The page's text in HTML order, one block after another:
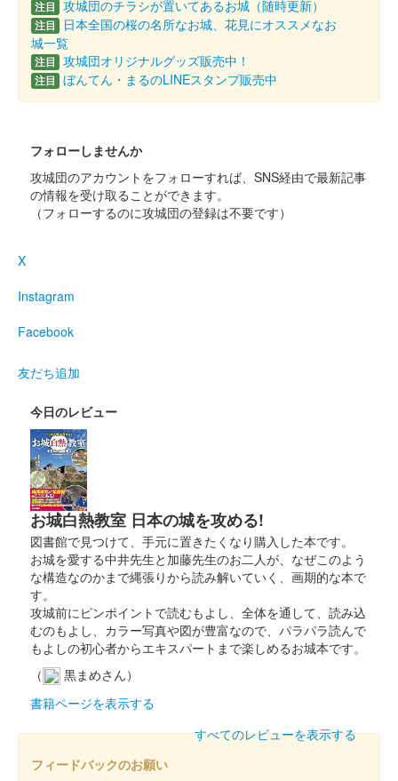
久野城 御城印 令和5年夏限定版
販売終了
久野城 御城印
販売終了
久野城 御城印
販売終了
久野城 御城印
販売終了
久野城 御城印 令和4年夏限定版
販売終了
風鈴がデザインされた夏の限定御城印。
久野城 御城印
販売終了
四が3つならんだゾロ目の日限定御城印。
注目 攻城団のチラシが置いてあるお城（随時更新）
注目
日本全国の桜の名所なお城、花見にオススメなお
城一覧
注目 攻城団オリジナルグッズ販売中！
注目 ぼんてん・まるのLINEスタンプ販売中
フォローしませんか
攻城団のアカウントをフォローすれば、SNS経由で最新記事
の情報を受け取ることができます。
（フォローするのに攻城団の登録は不要です）
X
Instagram
Facebook
友だち追加
今日のレビュー
お城白熱教室 日本の城を攻める!
図書館で見つけて、手元に置きたくなり購入した本です。
お城を愛する中井先生と加藤先生のお二人が、なぜこのよう
な構造なのかまで縄張りから読み解いていく、画期的な本で
す。
攻城前にピンポイントで読むもよし、全体を通して、読み込
むのもよし、カラー写真や図が豊富なので、パラパラ読んで
もよしの初心者からエキスパートまで楽しめるお城本です。
（
黒まめさん）
書籍ページを表示する
すべてのレビューを表示する
フィードバックのお願い